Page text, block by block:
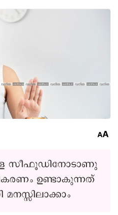
സീഫൂഡിനോടാണു
ഉണ്ടാകുന്നത്